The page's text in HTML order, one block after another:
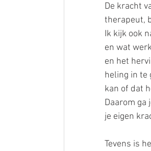
De kracht
therapeut,
Ik kijk ook
en wat
en het
heling in te
kan of dat
Daarom ga
je eigen
Tevens is